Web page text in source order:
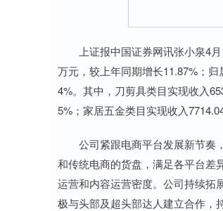
上证报中国证券网讯张小泉4月
万元，较上年同期增长11.87%；
4%。其中，刀剪具类目实现收入
5%；家居五金类目实现收入
公司紧跟电商平台发展新节奏，
和传统电商的货盘，满足各平台差
运营和内容运营密度。公司持续拓
极与头部及超头部达人建立合作，